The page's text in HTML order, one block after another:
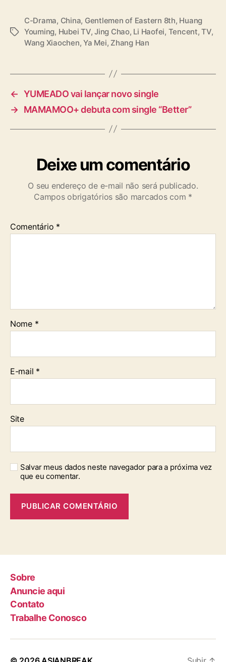
T
C-Drama, China, Gentlemen of Eastern 8th, Huang
Youming, Hubei TV,Jing Chao, Li Haofei, Tencent,TV,
Wang Xiaochen,Ya Mei, Zhang Han
← YUMEADO vai lançar novo single
→ MAMAMOO+ debuta com single “Better”
Deixe um comentário
O seu endereço de e-mail não será publicado.
Campos obrigatórios são marcados com *
Comentário *
Nome *
E-mail *
Site
Salvar meus dados neste navegador para a próxima vez
que eu comentar.
Sobre
Anuncie aqui
Contato
Trabalhe Conosco